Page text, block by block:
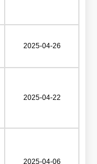
2025-04-26
2025-04-22
2025-04-06